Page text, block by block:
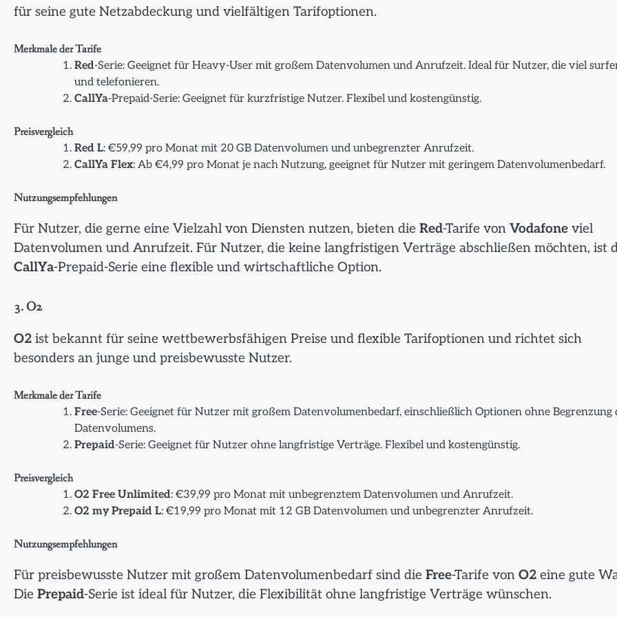
für seine gute Netzabdeckung und vielfältigen Tarifoptionen.
Merkmale der Tarife
Red-Serie: Geeignet für Heavy-User mit großem Datenvolumen und Anrufzeit. Ideal für Nutzer, die viel
und telefonieren.
CallYa-Prepaid-Serie: Geeignet für kurzfristige Nutzer. Flexibel und kostengünstig.
Preisvergleich
Red L: €59,99 pro Monat mit 20 GB Datenvolumen und unbegrenzter Anrufzeit.
CallYa Flex: Ab €4,99 pro Monat je nach Nutzung, geeignet für Nutzer mit geringem Datenvolumenbedarf.
Nutzungsempfehlungen
Für Nutzer, die gerne eine Vielzahl von Diensten nutzen, bieten die Red-Tarife von Vodafone viel
Datenvolumen und Anrufzeit. Für Nutzer, die keine langfristigen Verträge abschließen möchten, ist
CallYa-Prepaid-Serie eine flexible und wirtschaftliche Option.
3.O2
O2 ist bekannt für seine wettbewerbsfähigen Preise und flexible Tarifoptionen und richtet sich
besonders an junge und preisbewusste Nutzer.
Merkmale der Tarife
Free-Serie: Geeignet für Nutzer mit großem Datenvolumenbedarf, einschließlich Optionen ohne Begrenzung
Datenvolumens.
Prepaid-Serie: Geeignet für Nutzer ohne langfristige Verträge. Flexibel und kostengünstig.
Preisvergleich
O2 Free Unlimited: €39,99 pro Monat mit unbegrenztem Datenvolumen und Anrufzeit.
O2 my Prepaid L: €19,99 pro Monat mit 12 GB Datenvolumen und unbegrenzter Anrufzeit.
Nutzungsempfehlungen
Für preisbewusste Nutzer mit großem Datenvolumenbedarf sind die Free-Tarife von O2 eine gute
Die Prepaid-Serie ist ideal für Nutzer, die Flexibilität ohne langfristige Verträge wünschen.